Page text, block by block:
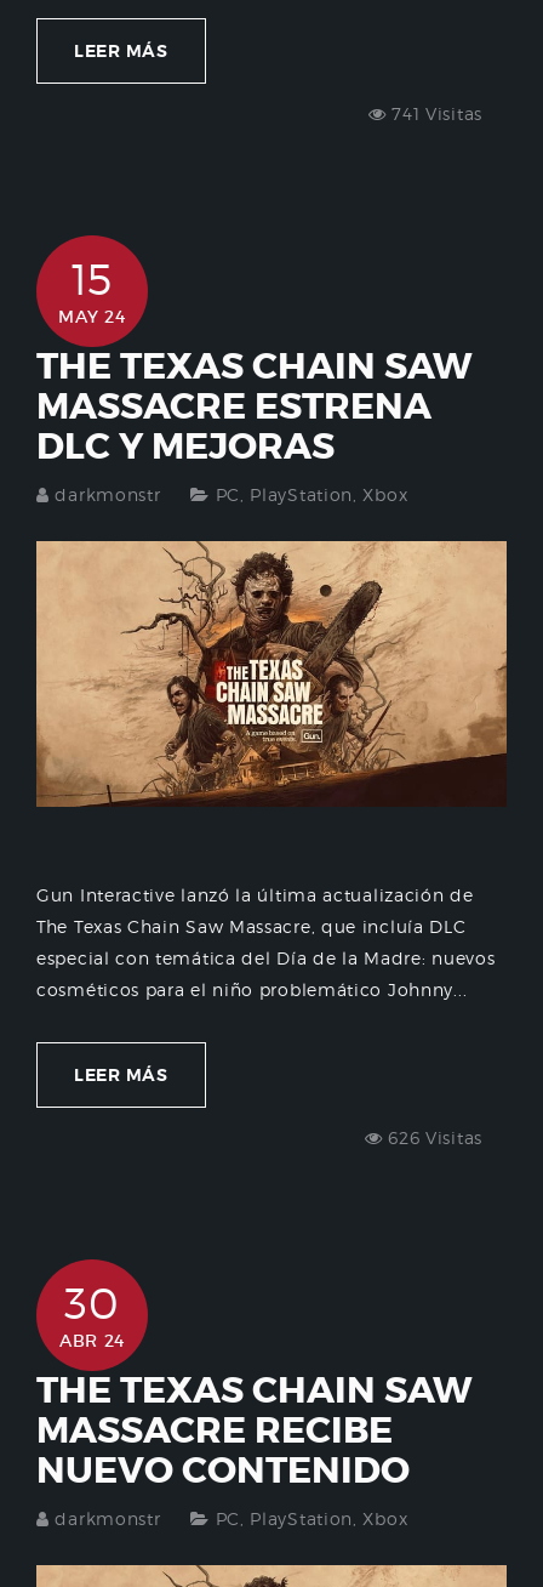
LEER MÁS
741 Visitas
15
MAY 24
THE TEXAS CHAIN SAW
MASSACRE ESTRENA
DLC Y MEJORAS
darkmonstr PC PlayStation Xbox
Gun Interactive lanzó la última actualización de
The Texas Chain Saw Massacre, que incluía DLC
especial con temática del Día de la Madre: nuevos
cosméticos para el niño problemático Johnny...
LEER MÁS
626 Visitas
30
ABR 24
THE TEXAS CHAIN SAW
MASSACRE RECIBE
NUEVO CONTENIDO
darkmonstr PC PlayStation Xbox